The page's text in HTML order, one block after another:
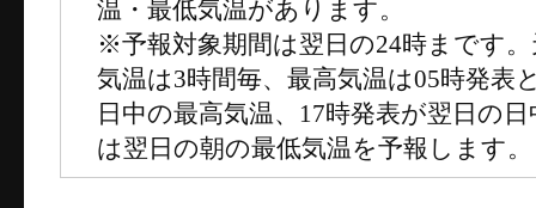
温・最低気温があります。
※予報対象期間は翌日の24時まです
気温は3時間毎、最高気温は05時発表
日中の最高気温、17時発表が翌日の
は翌日の朝の最低気温を予報します。